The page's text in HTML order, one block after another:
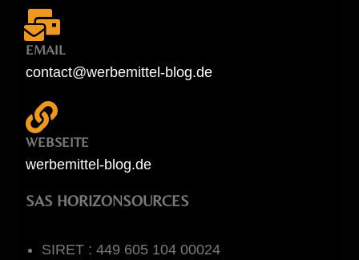
EMAIL
contact@werbemittel-blog.de
WEBSEITE
werbemittel-blog.de
SAS HORIZONSOURCES
SIRET : 449 605 104 00024